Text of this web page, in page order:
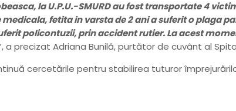
la U.P.U.-SMURD au fost transportate 4
medicala, fetita in varsta de 2 ani a suferit o plaga
policontuzii, prin accident rutier. La acest
a precizat Adriana Bunilă, purtător de cuvânt al
cercetările pentru stabilirea tuturor